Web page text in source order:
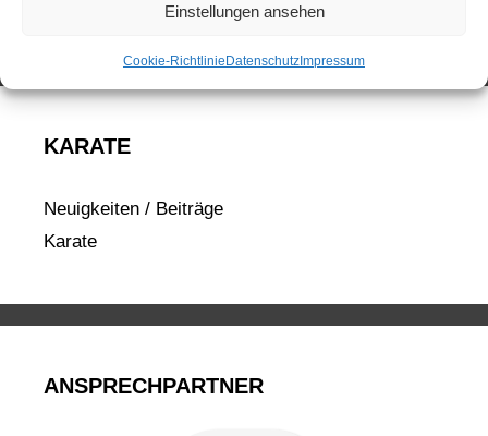
Einstellungen ansehen
Cookie-Richtlinie Datenschutz Impressum
KARATE
Neuigkeiten / Beiträge
Karate
ANSPRECHPARTNER